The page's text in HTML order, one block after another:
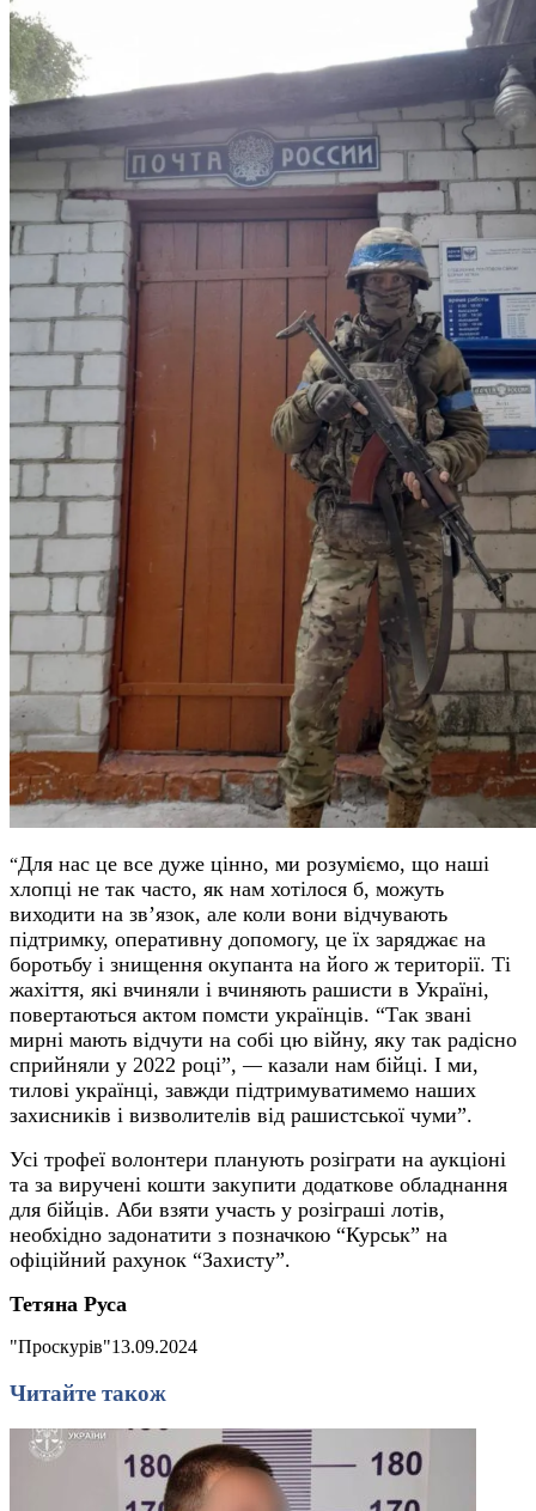
“Для нас це все дуже цінно, ми розуміємо, що наші
хлопці не так часто, як нам хотілося б, можуть
виходити на зв’язок, але коли вони відчувають
підтримку, оперативну допомогу, це їх заряджає на
боротьбу і знищення окупанта на його ж території. Ті
жахіття, які вчиняли і вчиняють рашисти в Україні,
повертаються актом помсти українців. “Так звані
мирні мають відчути на собі цю війну, яку так радісно
сприйняли у 2022 році”,— казали нам бійці. І ми,
тилові українці, завжди підтримуватимемо наших
захисників і визволителів від рашистської чуми”.
Усі трофеї волонтери планують розіграти на аукціоні
та за виручені кошти закупити додаткове обладнання
для бійців. Аби взяти участь у розіграші лотів,
необхідно задонатити з позначкою “Курськ” на
офіційний рахунок “Захисту”.
Тетяна Руса
"Проскурів"13.09.2024
Читайте також